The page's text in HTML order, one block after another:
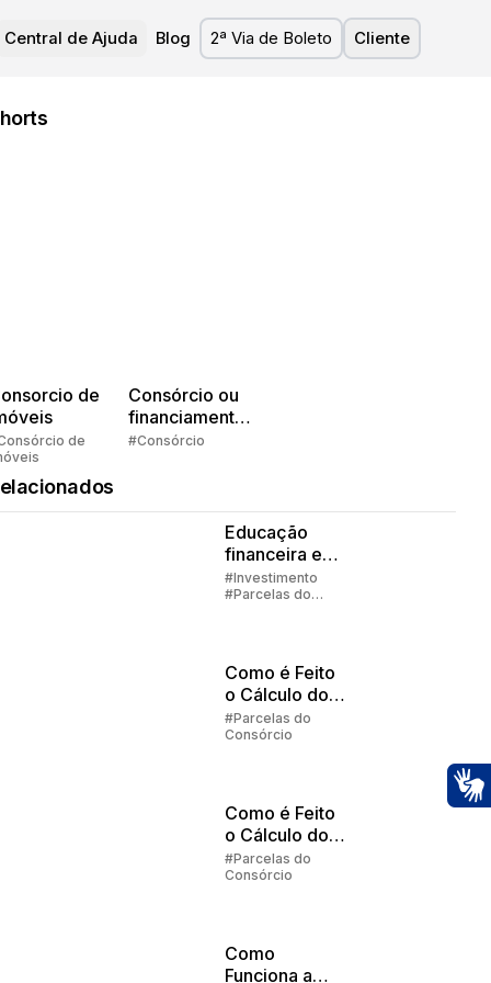
Central de Ajuda Blog 2ª Via de Boleto Cliente
de
de
Consórcio ou
financiamento?
Quem pensa
#Consórcio
Educação
financeira em
família
#Investimento
#Parcelas do
Como é Feito
o Cálculo do
Reajuste no
Consórcio
#Parcelas do
Consórcio
Como é Feito
o Cálculo do
Reajuste no
Consórcio
#Parcelas do
Consórcio
Como
Funciona a